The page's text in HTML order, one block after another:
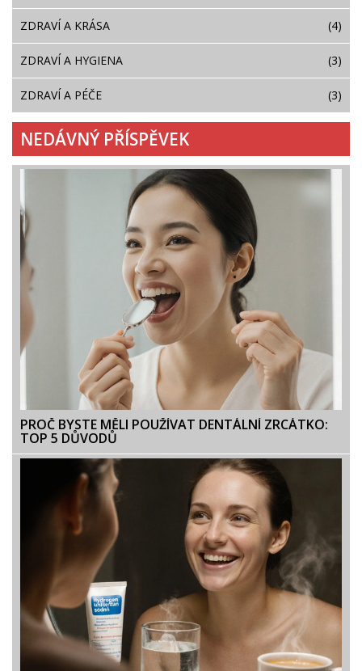
ZDRAVÍ A KRÁSA (4)
ZDRAVÍ A HYGIENA (3)
ZDRAVÍ A PÉČE (3)
NEDÁVNÝ PŘÍSPĚVEK
PROČ BYSTE MĚLI POUŽÍVAT DENTÁLNÍ ZRCÁTKO:
TOP 5 DŮVODŮ